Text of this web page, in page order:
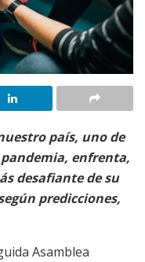
país, uno de
enfrenta,
desafiante de su
predicciones,
Asamblea